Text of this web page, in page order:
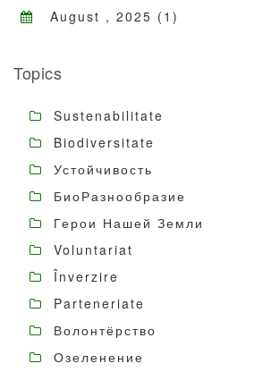
August , 2025 (1)
Topics
Sustenabilitate
Biodiversitate
Устойчивость
БиоРазнообразие
Герои Нашей Земли
Voluntariat
Înverzire
Parteneriate
Волонтёрство
Озеленение